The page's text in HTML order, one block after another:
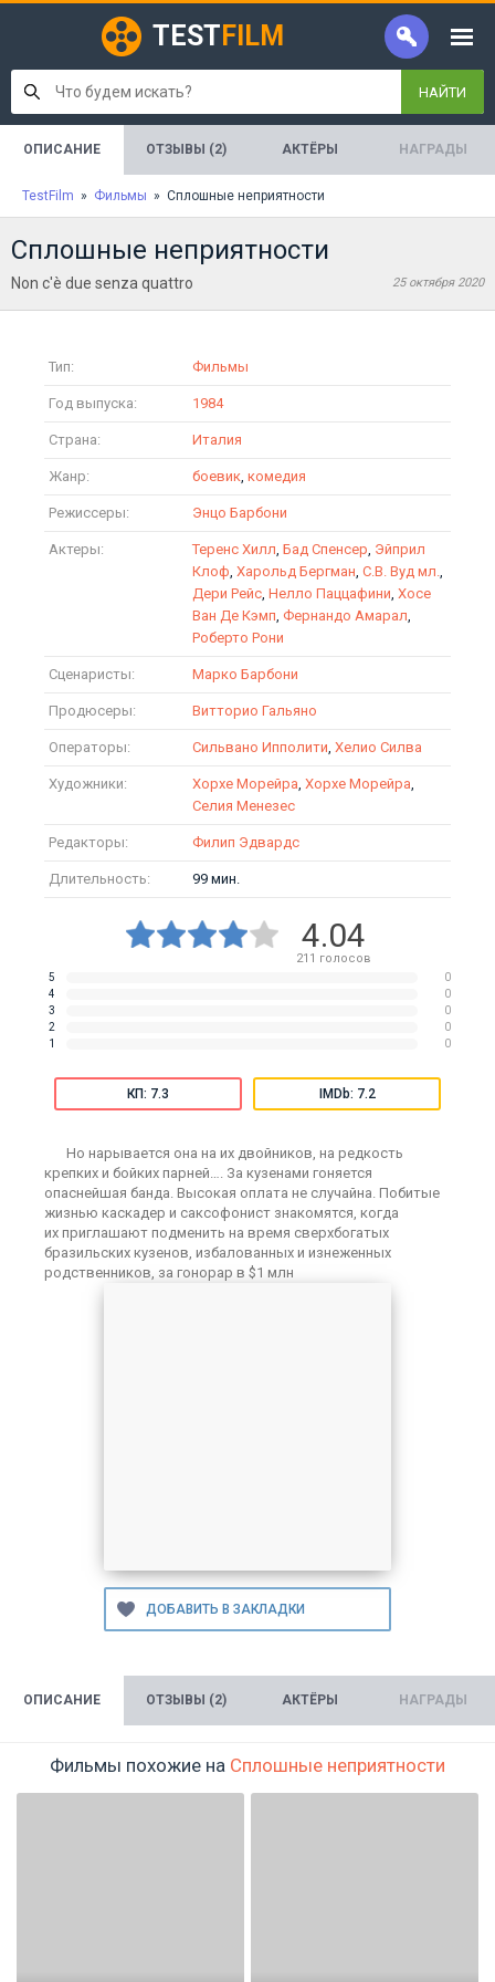
TEST FILM
НАЙТИ
ОПИСАНИЕ ОТЗЫВЫ (2) АКТЁРЫ НАГРАДЫ
TestFilm » Фильмы » Сплошные неприятности
Сплошные неприятности
Non c'è due senza quattro 25 октября 2020
Тип: Фильмы
Год выпуска: 1984
Страна: Италия
Жанр: боевик, комедия
Режиссеры: Энцо Барбони
Актеры: Теренс Хилл, Бад Спенсер, Эйприл
Клоф, Харольд Бергман, С.В. Вуд мл.,
Дери Рейс, Нелло Паццафини, Хосе
Ван Де Кэмп, Фернандо Амарал,
Роберто Рони
Сценаристы: Марко Барбони
Продюсеры: Витторио Гальяно
Операторы: Сильвано Ипполити, Хелио Силва
Художники: Хорхе Морейра, Хорхе Морейра,
Селия Менезес
Редакторы: Филип Эдвардс
Длительность: 99 мин.
4.04
211 голосов
5
0
4
0
3
0
2
0
1
0
КП: 7.3 IMDb: 7.2
Но нарывается она на их двойников, на редкость
крепких и бойких парней…. За кузенами гоняется
опаснейшая банда. Высокая оплата не случайна. Побитые
жизнью каскадер и саксофонист знакомятся, когда
их приглашают подменить на время сверхбогатых
бразильских кузенов, избалованных и изнеженных
родственников, за гонорар в $1 млн
ОПИСАНИЕ ОТЗЫВЫ (2) АКТЁРЫ НАГРАДЫ
Фильмы похожие на Сплошные неприятности